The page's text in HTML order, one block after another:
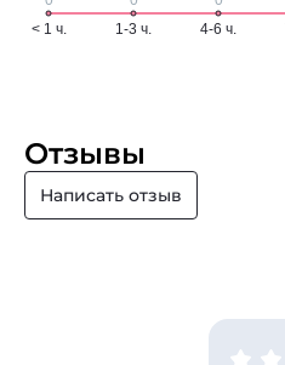
Отзывы
Написать отзыв